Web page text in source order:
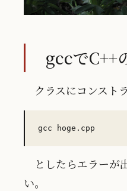
gccでC++
クラスにコンスト
としたらエラーが
い。